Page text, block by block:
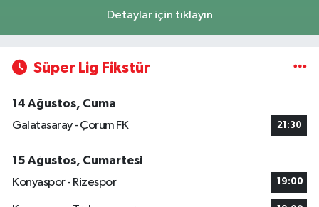
Detaylar için tıklayın
Süper Lig Fikstür
14 Ağustos, Cuma
Galatasaray - Çorum FK
21:30
15 Ağustos, Cumartesi
Konyaspor - Rizespor
19:00